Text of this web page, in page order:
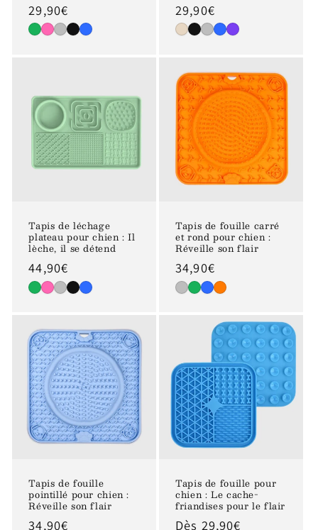
Prix
habituel
29,90€
Prix
habituel
29,90€
Tapis de léchage
plateau pour chien : Il
lèche, il se détend
Prix
habituel
44,90€
Tapis de fouille carré
et rond pour chien :
Réveille son flair
Prix
habituel
34,90€
Tapis de fouille
pointillé pour chien :
Réveille son flair
Prix
34,90€
Tapis de fouille pour
chien : Le cache-
friandises pour le flair
Prix
Dès 29,90€